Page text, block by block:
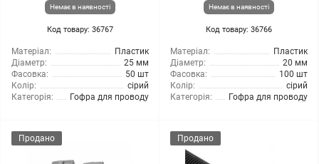
Немає в наявності
Код товару: 36767
Матеріал:
Пластик
Діаметр:
25 мм
Фасовка:
50 шт
Колір:
сірий
Категорія:
Гофра для проводу
Немає в наявності
Код товару: 36766
Матеріал:
Пластик
Діаметр:
20 мм
Фасовка:
100 шт
Колір:
сірий
Категорія:
Гофра для проводу
Продано Продано